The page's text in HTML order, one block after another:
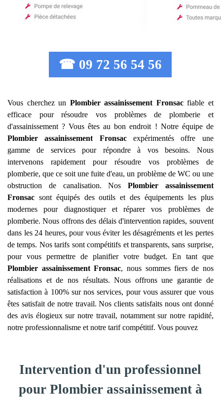
☎ 09 72 56 54 56
Vous cherchez un Plombier assainissement Fronsacfiable et
efficace pour résoudre vos problèmes de plomberie et
d'assainissement ? Vous êtes au bon endroit ! Notre équipe de
Plombier assainissement
Fronsacexpérimentés offre une
gamme de services pour répondre à vos besoins. Nous
intervenons rapidement pour résoudre vos problèmes de
plomberie, que ce soit une fuite d'eau, un problème de WC ou une
obstruction de canalisation. Nos Plombier assainissement
Fronsac sont équipés des outils et des équipements les plus
modernes pour diagnostiquer et réparer vos problèmes de
plomberie. Nous offrons des délais d'intervention rapides, souvent
dans les 24 heures, pour vous éviter les désagréments et les pertes
de temps. Nos tarifs sont compétitifs et transparents, sans surprise,
pour vous permettre de planifier votre budget. En tant que
Plombier assainissement Fronsac, nous sommes fiers de nos
réalisations et de nos résultats. Nous offrons une garantie de
satisfaction à 100% sur nos services, pour vous assurer que vous
êtes satisfait de notre travail. Nos clients satisfaits nous ont donné
des avis élogieux sur notre travail, notamment sur notre rapidité,
notre professionnalisme et notre tarif compétitif. Vous pouvez
Intervention d'un professionnel
pour Plombier assainissement à